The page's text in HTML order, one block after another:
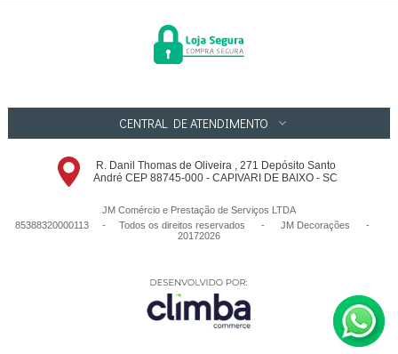
CENTRAL DE ATENDIMENTO
R. Danil Thomas de Oliveira , 271 Depósito Santo
André CEP 88745-000 - CAPIVARI DE BAIXO - SC
JM Comércio e Prestação de Serviços LTDA
85388320000113 - Todos os direitos reservados
- JM Decorações
-
20172026